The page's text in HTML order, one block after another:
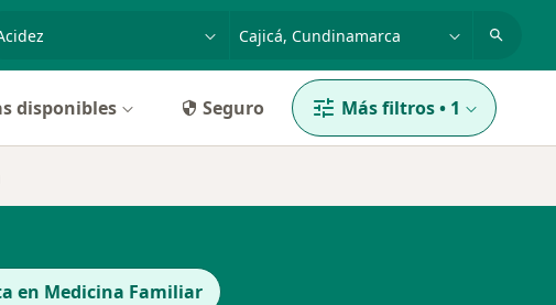
enfermedad o nombrep. ej. Bogotá
disponibles Seguro Más filtros• 1
en Medicina Familiar